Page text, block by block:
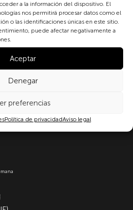
a la información del dispositivo. El
nos permitirá procesar datos como el
o las identificaciones únicas en este sitio.
puede afectar negativamente a
Aceptar
Denegar
preferencias
Política de privacidadAviso legal
de datos personales, en
con lo dispuesto en el
679 del Parlamento Europeo y
de 2016 (RGPD) y la Ley
de diciembre, de Protección de
de los derechos
más información puede
de privacidad